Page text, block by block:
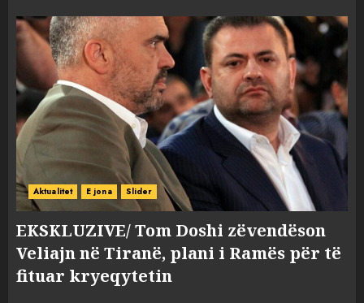
Aktualitet E jona Slider
EKSKLUZIVE/ Tom Doshi zëvendëson
Veliajn në Tiranë, plani i Ramës për të
fituar kryeqytetin